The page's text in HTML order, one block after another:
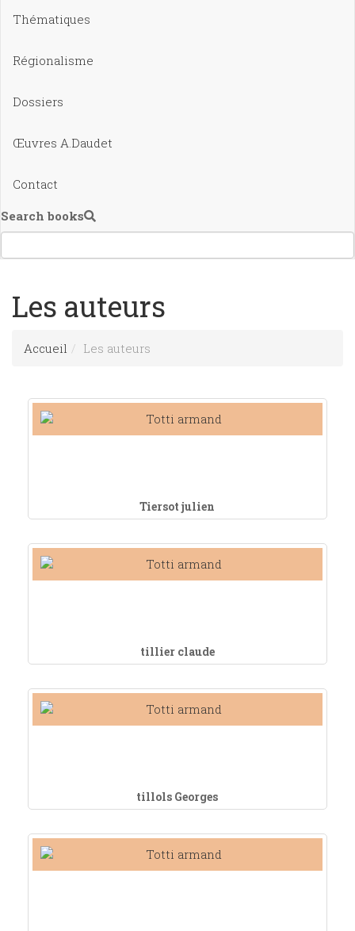
Thématiques
Régionalisme
Dossiers
Œuvres A.Daudet
Contact
Search books
Les auteurs
Accueil Les auteurs
Tiersot julien
tillier claude
tillols Georges